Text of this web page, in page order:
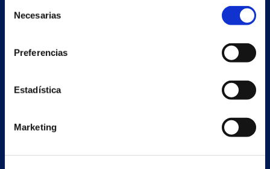
Necesarias
Preferencias
Estadística
Marketing
Nave auxiliar
Redondela
Pontevedra - España